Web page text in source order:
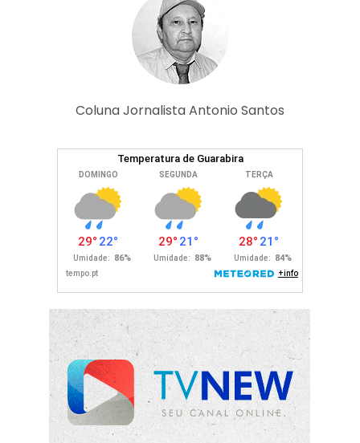
Coluna Jornalista Antonio Santos